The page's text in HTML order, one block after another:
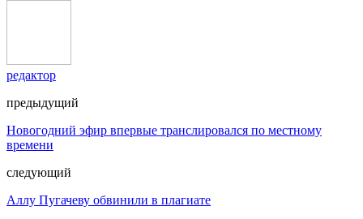
редактор
предыдущий
Новогодний эфир впервые транслировался по местному
времени
следующий
Аллу Пугачеву обвинили в плагиате